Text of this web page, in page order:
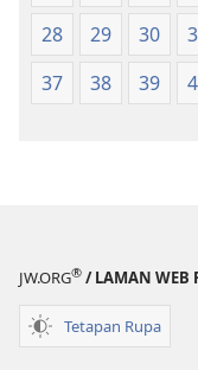
28
29 30
37
38 39
JW.ORG® / LAMAN WEB
Tetapan Rupa